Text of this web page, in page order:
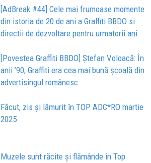
[AdBreak #44] Cele mai frumoase momente
din istoria de 20 de ani a Graffiti BBDO si
directii de dezvoltare pentru urmatorii ani
[Povestea Graffiti BBDO] Ștefan Voloacă: În
anii ’90, Graffiti era cea mai bună școală din
advertisingul românesc
Făcut, zis și lămurit în TOP ADC*RO martie
2025
Muzele sunt răcite și flămânde în Top